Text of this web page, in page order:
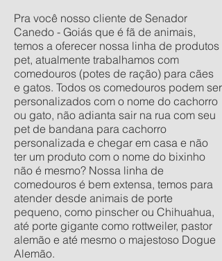
Pra você nosso cliente de Senador
Canedo - Goiás que é fã de animais,
temos a oferecer nossa linha de produtos
pet, atualmente trabalhamos com
comedouros (potes de ração) para cães
e gatos. Todos os comedouros podem ser
personalizados com o nome do cachorro
ou gato, não adianta sair na rua com seu
pet de bandana para cachorro
personalizada e chegar em casa e não
ter um produto com o nome do bixinho
não é mesmo? Nossa linha de
comedouros é bem extensa, temos para
atender desde animais de porte
pequeno, como pinscher ou Chihuahua,
até porte gigante como rottweiler, pastor
alemão e até mesmo o majestoso Dogue
Alemão.